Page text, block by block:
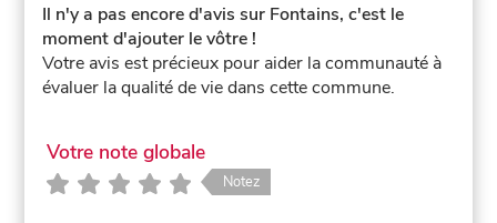
Il n'y a pas encore d'avis sur Fontains, c'est le
moment d'ajouter le vôtre !
Votre avis est précieux pour aider la communauté à
évaluer la qualité de vie dans cette commune.
Votre note globale
Notez